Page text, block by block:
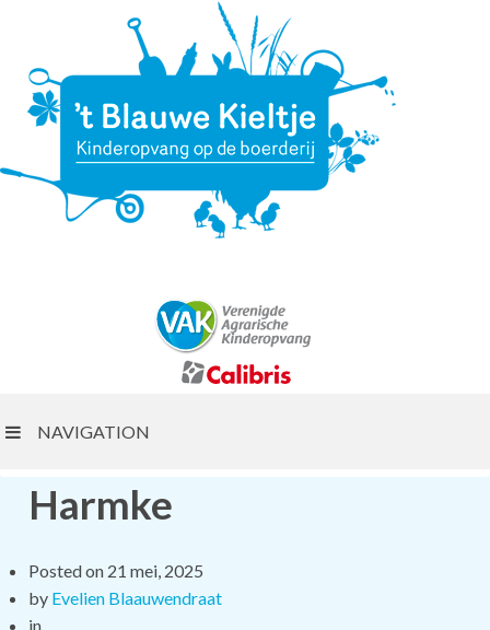
NAVIGATION
Harmke
Posted on 21 mei, 2025
by Evelien Blaauwendraat
in